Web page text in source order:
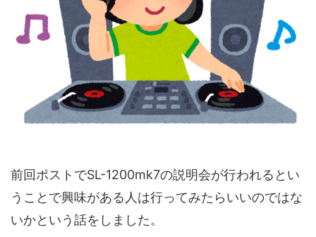
前回ポストでSL-1200mk7の説明会が行われるとい
うことで興味がある人は行ってみたらいいのではな
いかという話をしました。